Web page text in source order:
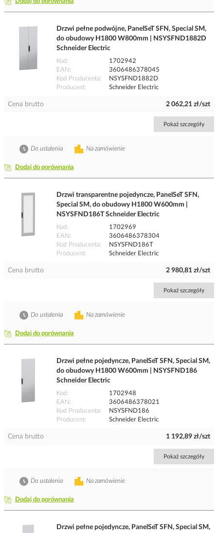
Dodaj do porównania
Drzwi pełne podwójne, PanelSeT SFN, Special SM,
do obudowy H1800 W800mm | NSYSFND1882D
Schneider Electric
Kod
1702942
EAN
3606486378045
Kod Producenta
NSYSFND1882D
Producent
Schneider Electric
Cena brutto 2 062,21 zł/szt
Pokaż szczegóły
Dodaj do porównania
Na zamówienie
Do ustalenia
Drzwi transparentne pojedyncze, PanelSeT SFN,
Special SM, do obudowy H1800 W600mm |
NSYSFND186T Schneider Electric
Kod
1702969
EAN
3606486378304
Kod Producenta
NSYSFND186T
Producent
Schneider Electric
Cena brutto 2 980,81 zł/szt
Pokaż szczegóły
Dodaj do porównania
Na zamówienie
Do ustalenia
Drzwi pełne pojedyncze, PanelSeT SFN, Special SM,
do obudowy H1800 W600mm | NSYSFND186
Schneider Electric
Kod
1702948
EAN
3606486378021
Kod Producenta
NSYSFND186
Producent
Schneider Electric
Cena brutto 1 192,89 zł/szt
Pokaż szczegóły
Dodaj do porównania
Na zamówienie
Do ustalenia
Drzwi pełne pojedyncze, PanelSeT SFN, Special SM,